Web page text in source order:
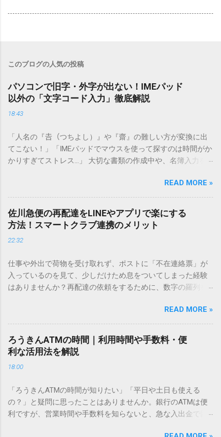
このブログの人気の投稿
パソコンで旧字・外字が出ない！IMEパッド
以外の「文字コード入力」徹底解説
18:43
「人名の『𠮷（つちよし）』や『齋』の難しい方が変換に出
てこない！」「IMEパッドでマウスを使って探すのは時間がか
かりすぎてストレス…」 大切な書類の作成中や、名簿入力を
てしまいますよね。多くの人が「IMEパッド（手書き入力）」
を使いますが、実はマウスで一画ずつ書くのは非効率です
し、似た漢字が多すぎて結局見つからないことも少なくあり
ません。 そこで今回は、IMEパッドを使わずに、特定のコー
ドを打ち込むだけで一瞬で旧字や外字、特殊記号を呼び出す
「文字コード入力」のテクニックを詳しく解説します。 この
必要はありません。 1. なぜ「変換」しても旧字・外字が出て
こないのか？ そもそも、なぜ普通の変換で出てこない漢字が
あるのでしょうか。その理由は、パソコンが文字を認識する
は、JIS規格（日本産業規格）によって「第1水準」「第2水
準」といった形で整理されています。しかし、人名や地名に
使われる非常に古い漢字（旧字）や、特定の組織だけで作ら
れた「外字」は、この一般的な変換リストに含まれていない
ン上のすべての文字には、いわば「住所」のような番号が割
り振られています。変換候補に出ない文字でも、この住所
（コード）を直接指定すれば、確実に呼び出すことができる
のです。 2. Windows標準機能！文字コードで漢字を出す「16
進数入力」 最も汎用性が高く、特別なソフトも不要なのが
READ MORE »
佐川急便の再配達をLINEやアプリで楽にする
方法！スマートクラブ連携のメリット
22:32
仕事や外出で荷物を受け取れず、ポストに「不在連絡票」が
入っているのを見て、少しだけため息をついてしまった経験
はありませんか？再配達の依頼をするために、数字の羅列を
ことに申し訳なさを感じたりすることもあるかもしれませ
ん。 「もっとスムーズに、自分のタイミングで受け取りた
い」 「わざわざ電話をかけずに、スマホ一つで完結させた
い」 そんな願いを叶えてくれるのが、佐川急便の会員制サー
ビス「スマートクラブ」と、LINEや公式アプリの連携です。
これらを活用するだけで、再配達のストレスは驚くほど軽く
受け取り術と、連携による具体的なメリットを徹底解説しま
す。 佐川急便の再配達が劇的に変わる「スマートクラブ」と
は？ まず押さえておきたいのが、佐川急便の個人向け無料会
READ MORE »
ろうきんATMの時間｜利用時間や手数料・便
利な活用法を解説
18:00
「ろうきんATMの時間が知りたい」「平日や土日も使える
の？」と疑問に思ったことはありませんか。銀行のATMは便
利ですが、営業時間や手数料を知らないと、急な入出金で困